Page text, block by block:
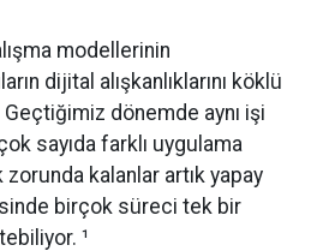
modellerinin
dijital alışkanlıklarını köklü
dönemde aynı işi
sayıda farklı uygulama
kalanlar artık yapay
birçok süreci tek bir
¹